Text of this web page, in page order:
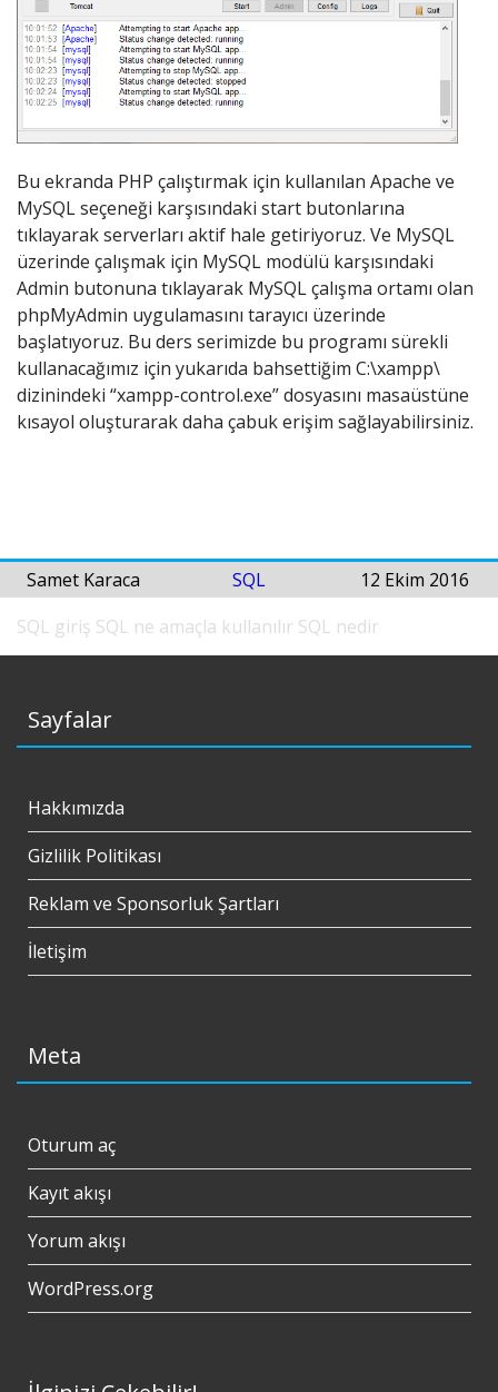
Bu ekranda PHP çalıştırmak için kullanılan Apache ve
MySQL seçeneği karşısındaki start butonlarına
tıklayarak serverları aktif hale getiriyoruz. Ve MySQL
üzerinde çalışmak için MySQL modülü karşısındaki
Admin butonuna tıklayarak MySQL çalışma ortamı olan
phpMyAdmin uygulamasını tarayıcı üzerinde
başlatıyoruz. Bu ders serimizde bu programı sürekli
kullanacağımız için yukarıda bahsettiğim C:\xampp\
dizinindeki “xampp-control.exe” dosyasını masaüstüne
kısayol oluşturarak daha çabuk erişim sağlayabilirsiniz.
Samet Karaca SQL
12 Ekim 2016
SQL giriş SQL ne amaçla kullanılır SQL nedir
Sayfalar
Hakkımızda
Gizlilik Politikası
Reklam ve Sponsorluk Şartları
İletişim
Meta
Oturum aç
Kayıt akışı
Yorum akışı
WordPress.org